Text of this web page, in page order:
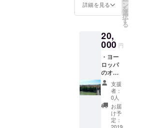
のオリ
ジナル
カレン
世界大
会や
ビュー
ティ
キャン
プ中の
様子が
これ一
つで分
かるよ
う、阿
部遥奈
詳細を見る ン
を
選
択
す
る
20,
000 円
・ヨー
ロッパ
のオリ
ジナル
カレン
ダー ・
お礼の
お手紙
★世界
支援
者：
0人
お届
け予
定：